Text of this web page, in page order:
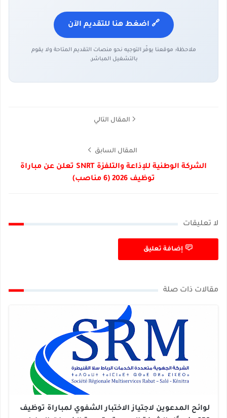
🔗 اضغط هنا للتقديم الآن
ملاحظة: موقعنا يوفّر التوجيه نحو منصات التقديم المتاحة ولا يقوم
بالتشغيل المباشر.
المقال التالي
المقال السابق
الشركة الوطنية للإذاعة والتلفزة SNRT تعلن عن مباراة
توظيف 2026 (6 مناصب)
لا تعليقات
إضافة تعليق
مقالات ذات صلة
لوائح المدعوين لاجتياز الاختبار الشفوي لمباراة توظيف